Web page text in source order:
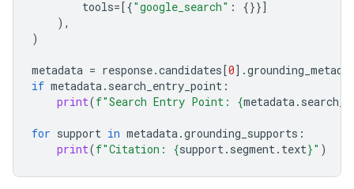
tools=[{"google_search" :
{}}]
),
)
metadata = response.candidates[0] .
if metadata. search_entry_point :
print(f"Search Entry Point: {metadata.
for support in metadata.grounding_supports :
print(f"Citation: {support. segment. text}" )